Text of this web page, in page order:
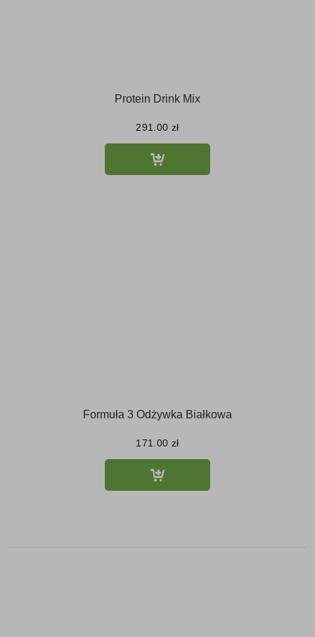
Protein Drink Mix
291.00 zł
Formuła 3 Odżywka Białkowa
171.00 zł